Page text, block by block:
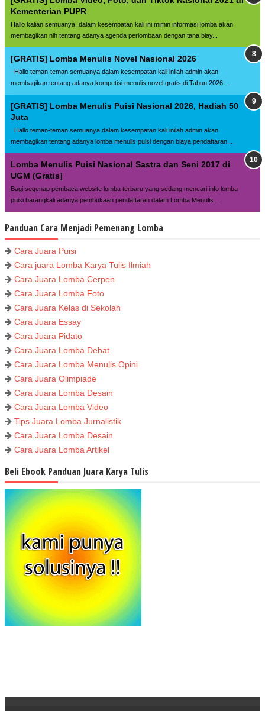
Kementerian PUPR
Hallo kalian semuanya, dalam kesempatan kali ini mimin informasi lomba akan
membagikan nih tentang adanya agenda perlombaan dengan tana biay...
[GRATIS] Lomba Menulis Novel Nasional 2026
Hallo teman-teman semuanya dalam kesempatan kali inilah admin akan
membagikan tentang adanya kompetisi menulis novel gratis di Tahun 2026...
[GRATIS] Lomba Menulis Puisi Nasional 2026, Hadiah 50
Juta
Hallo teman-teman semuanya dalam kesempatan kali inilah admin akan
membagikan tentang adanya lomba menulis puisi dengan biaya pendaftaran...
Lomba Menulis Puisi Nasional Sastra dan Seni 2017 di
UGM (Gratis]
Bagi segenap pembaca website lomba terbaru yang sedang mencari info lomba
puisi barangkali adanya pembukaan pendaftaran dalam Lomba Menulis...
Panduan Cara Menjadi Pemenang Lomba
Cara Juara Puisi
Cara juara Lomba Karya Tulis Ilmiah
Cara Juara Lomba Cerpen
Cara Juara Lomba Foto
Cara Juara Kelas di Sekolah
Cara Juara Essay
Cara Juara Pidato
Cara Juara Lomba Debat
Cara Juara Lomba Menulis Opini
Cara Juara Olimpiade
Cara Juara Lomba Desain
Cara Juara Lomba Video
Tips Juara Lomba Jurnalistik
Cara Juara Lomba Desain
Cara Juara Lomba Artikel
Beli Ebook Panduan Juara Karya Tulis